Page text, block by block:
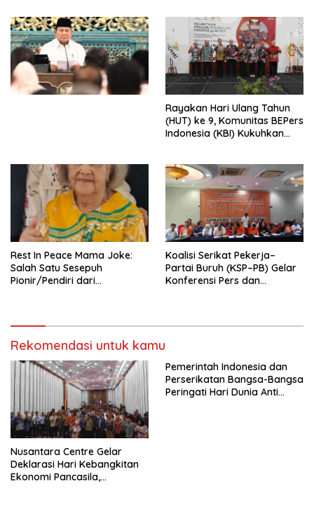
Penjajahan (Pergolakan
Ekonomi Politik Indonesia) &
Simposium Nasional “Urgensi
Undang-Undang
Perekonomian Nasional dan
Kesejahteraan Sosial dalam
Rayakan Hari Ulang Tahun
(HUT) ke 9, Komunitas BEPers
Indonesia (KBI) Kukuhkan
Tema: “Penguatan dan
Pengembangan Organisasi
KBI yang Berbasis Riset di
seluruh Indonesia dan
Mancanegara”.
Rest In Peace Mama Joke:
Salah Satu Sesepuh
Pionir/Pendiri dari
Kasih Allah.
Koalisi Serikat Pekerja–
Partai Buruh (KSP–PB) Gelar
Konferensi Pers dan
RUU Ketenagakerjaan Baru.
Rekomendasi untuk kamu
Nusantara Centre Gelar
Deklarasi Hari Kebangkitan
Ekonomi Pancasila,
Pemerintah Indonesia dan
Perserikatan Bangsa-Bangsa
Peringati Hari Dunia Anti